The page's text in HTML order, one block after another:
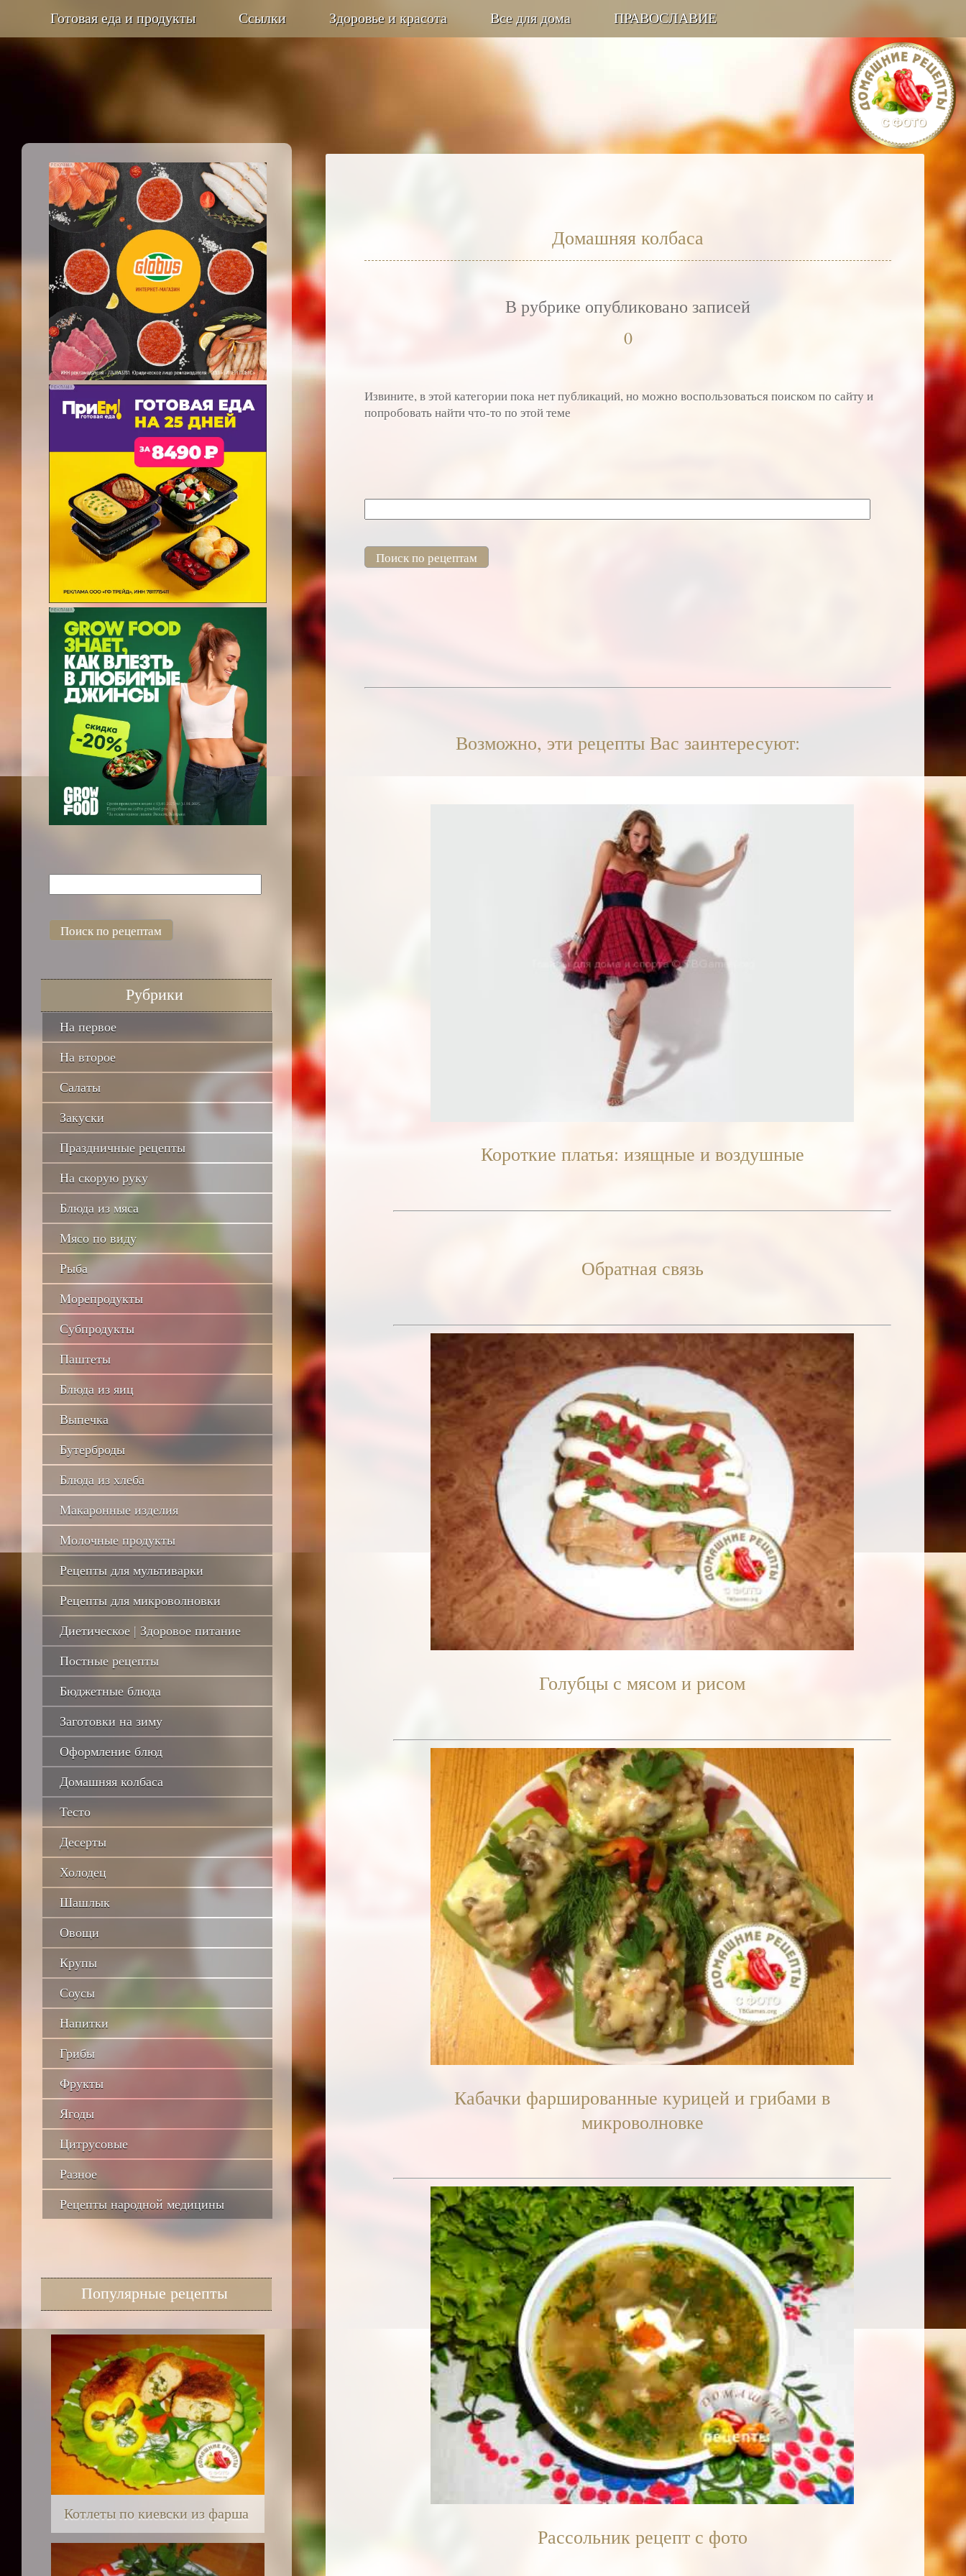
Готовая еда и продукты Ссылки Здоровье и красота Все для дома ПРАВОСЛАВИЕ
Рубрики
На первое
На второе
Салаты
Закуски
Праздничные рецепты
На скорую руку
Блюда из мяса
Мясо по виду
Рыба
Морепродукты
Субпродукты
Паштеты
Блюда из яиц
Выпечка
Бутерброды
Блюда из хлеба
Макаронные изделия
Молочные продукты
Рецепты для мультиварки
Рецепты для микроволновки
Диетическое | Здоровое питание
Постные рецепты
Бюджетные блюда
Заготовки на зиму
Оформление блюд
Домашняя колбаса
Тесто
Десерты
Холодец
Шашлык
Овощи
Крупы
Соусы
Напитки
Грибы
Фрукты
Ягоды
Цитрусовые
Разное
Рецепты народной медицины
Популярные рецепты
Котлеты по киевски из фарша
Домашняя колбаса
В рубрике опубликовано записей
0
Извините, в этой категории пока нет публикаций, но можно воспользоваться поиском по сайту и
попробовать найти что-то по этой теме
Возможно, эти рецепты Вас заинтересуют:
Короткие платья: изящные и воздушные
Обратная связь
Голубцы с мясом и рисом
Кабачки фаршированные курицей и грибами в
микроволновке
Рассольник рецепт с фото